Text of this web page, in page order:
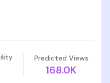
，0实习，0项目，刷了四
成了大四纯种傻逼废物，
考研。
Predicted Views
168.0K